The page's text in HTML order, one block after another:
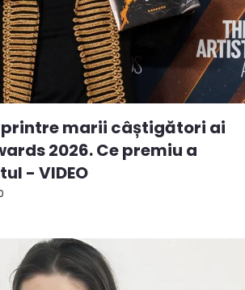
printre marii câștigători ai
2026. Ce premiu a
- VIDEO